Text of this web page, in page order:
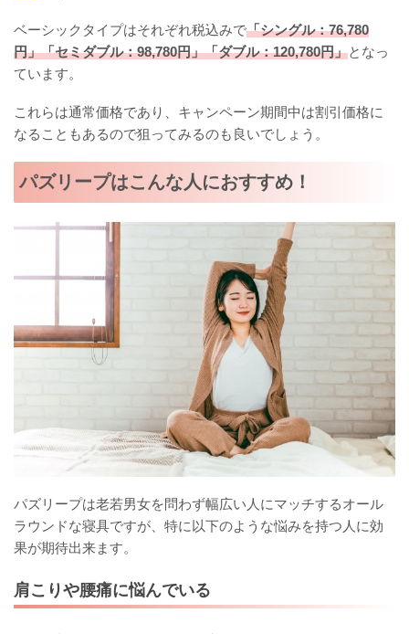
ベーシックタイプはそれぞれ税込みで「シングル：76,780
円」「セミダブル：98,780円」「ダブル：120,780円」となっ
ています。
これらは通常価格であり、キャンペーン期間中は割引価格に
なることもあるので狙ってみるのも良いでしょう。
パズリープはこんな人におすすめ！
パズリープは老若男女を問わず幅広い人にマッチするオール
ラウンドな寝具ですが、特に以下のような悩みを持つ人に効
果が期待出来ます。
肩こりや腰痛に悩んでいる